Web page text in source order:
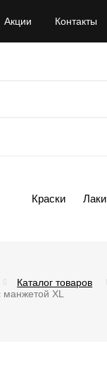
Акции Контакты
Краски Лаки
Каталог товаров
XL